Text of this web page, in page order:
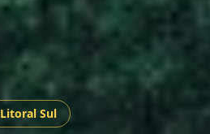
Litoral Sul